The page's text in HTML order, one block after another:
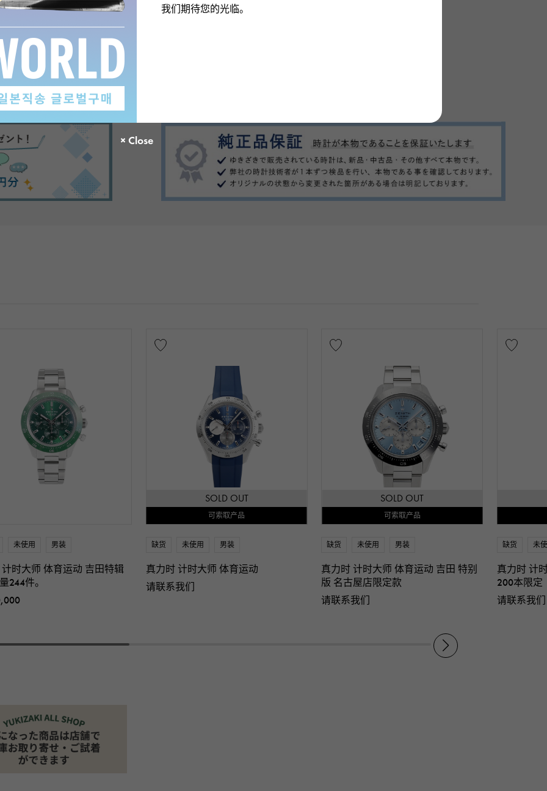
我们期待您的光临。
There are no product reviews.
未使用 男装
时大师 体育运动 吉田特辑
244件。
SOLD OUT
可索取产品
缺货 未使用 男装
真力时 计时大师 体育运动
请联系我们
SOLD OUT
可索取产品
缺货 未使用 男装
真力时 计时大师 体育运动 吉田 特别
版 名古屋店限定款
请联系我们
缺货 未
真力时 计
200本限定
请联系我们